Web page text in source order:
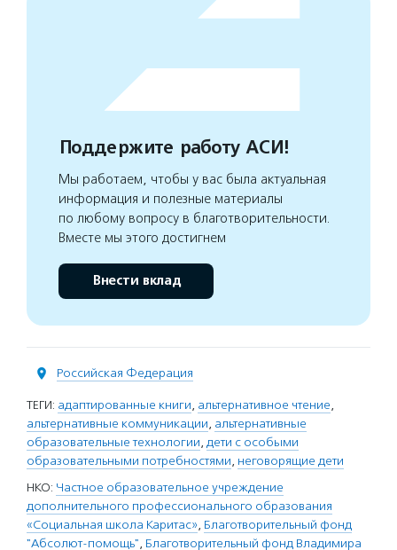
Поддержите работу АСИ!
Мы работаем, чтобы у вас была актуальная
информация и полезные материалы
по любому вопросу в благотворительности.
Вместе мы этого достигнем
Внести вклад
Российская Федерация
ТЕГИ: адаптированные книги, альтернативное чтение,
альтернативные коммуникации, альтернативные
образовательные технологии, дети с особыми
образовательными потребностями, неговорящие дети
НКО: Частное образовательное учреждение
дополнительного профессионального образования
«Социальная школа Каритас», Благотворительный фонд
"Абсолют-помощь", Благотворительный фонд Владимира